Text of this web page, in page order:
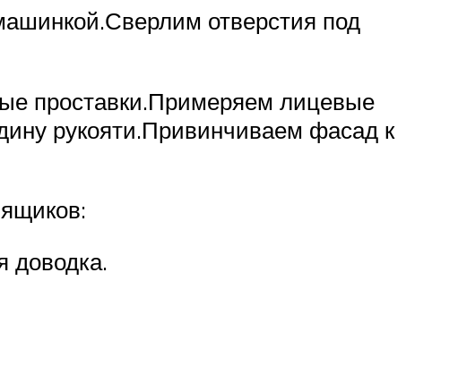
отверстия под
проставки.Примеряем лицевые
рукояти.Привинчиваем фасад к
доводка.